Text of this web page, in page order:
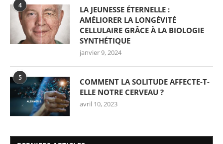
4
LA JEUNESSE ÉTERNELLE :
AMÉLIORER LA LONGÉVITÉ
CELLULAIRE GRÂCE À LA BIOLOGIE
SYNTHÉTIQUE
janvier 9, 2024
5
COMMENT LA SOLITUDE AFFECTE-T-
ELLE NOTRE CERVEAU ?
avril 10, 2023